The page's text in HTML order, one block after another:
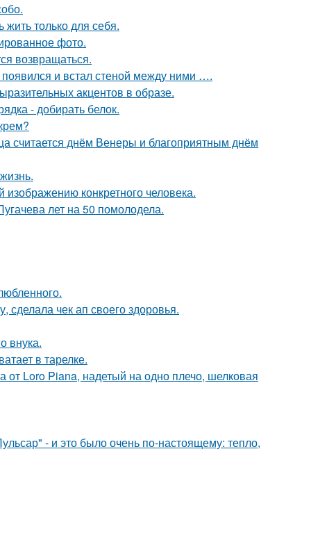
только для себя.
фото.
возвращаться.
и встал стеной между ними ….
акцентов в образе.
- добирать белок.
считается днём Венеры и благоприятным днём
конкретного человека.
лет на 50 помолодела.
чек ап своего здоровья.
внука.
в тарелке.
Loro Piana, надетый на одно плечо, шелковая
- и это было очень по-настоящему: тепло,